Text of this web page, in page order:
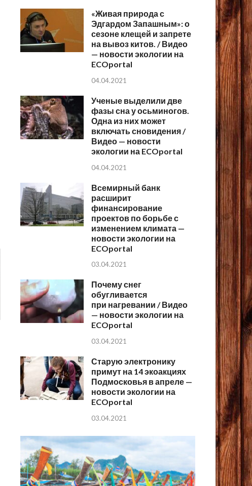
«Живая природа с
Эдгардом Запашным»: о
сезоне клещей и запрете
на вывоз китов. / Видео
— новости экологии на
ECOportal
04.04.2021
Ученые выделили две
фазы сна у осьминогов.
Одна из них может
включать сновидения /
Видео — новости
экологии на ECOportal
04.04.2021
Всемирный банк
расширит
финансирование
проектов по борьбе с
изменением климата —
новости экологии на
ECOportal
03.04.2021
Почему снег
обугливается
при нагревании / Видео
— новости экологии на
ECOportal
03.04.2021
Старую электронику
примут на 14 экоакциях
Подмосковья в апреле —
новости экологии на
ECOportal
03.04.2021